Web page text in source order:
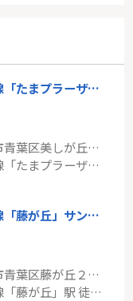
谷区相沢３丁目
駅 徒歩10分
川台１丁目
東急田園都市線「たまプラーザ」新築戸建
神奈川県横浜市青葉区美しが丘西３丁目
東急田園都市線「たまプラーザ」駅 バス9分 「蓬谷戸」 停歩3分
東急田園都市線「藤が丘」サンヴェール藤が丘
神奈川県横浜市青葉区藤が丘２丁目
東急田園都市線「藤が丘」駅 徒歩3分